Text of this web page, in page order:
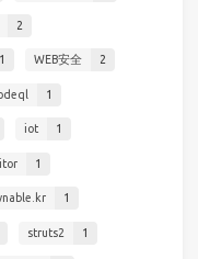
2
1 WEB安全 2
1
iot 1
1
1
struts2 1